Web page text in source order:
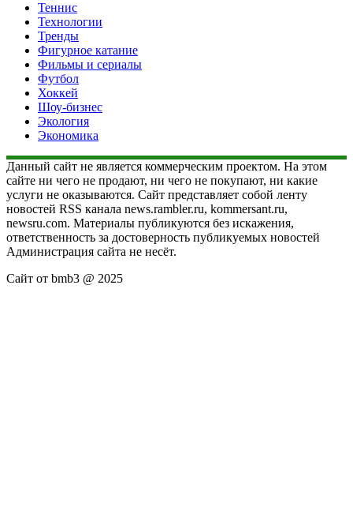
Теннис
Технологии
Тренды
Фигурное катание
Фильмы и сериалы
Футбол
Хоккей
Шоу-бизнес
Экология
Экономика
Данный сайт не является коммерческим проектом. На этом
сайте ни чего не продают, ни чего не покупают, ни какие
услуги не оказываются. Сайт представляет собой ленту
новостей RSS канала news.rambler.ru, kommersant.ru,
newsru.com. Материалы публикуются без искажения,
ответственность за достоверность публикуемых новостей
Администрация сайта не несёт.
Сайт от bmb3 @ 2025